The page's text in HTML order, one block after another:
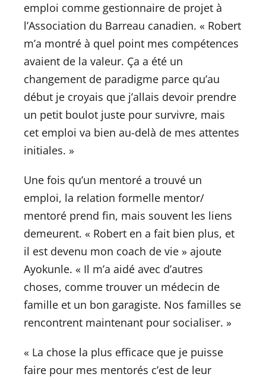
emploi comme gestionnaire de projet à
l’Association du Barreau canadien. « Robert
m’a montré à quel point mes compétences
avaient de la valeur. Ça a été un
changement de paradigme parce qu’au
début je croyais que j’allais devoir prendre
un petit boulot juste pour survivre, mais
cet emploi va bien au-delà de mes attentes
initiales. »
Une fois qu’un mentoré a trouvé un
emploi, la relation formelle mentor/
mentoré prend fin, mais souvent les liens
demeurent. « Robert en a fait bien plus, et
il est devenu mon coach de vie » ajoute
Ayokunle. « Il m’a aidé avec d’autres
choses, comme trouver un médecin de
famille et un bon garagiste. Nos familles se
rencontrent maintenant pour socialiser. »
« La chose la plus efficace que je puisse
faire pour mes mentorés c’est de leur